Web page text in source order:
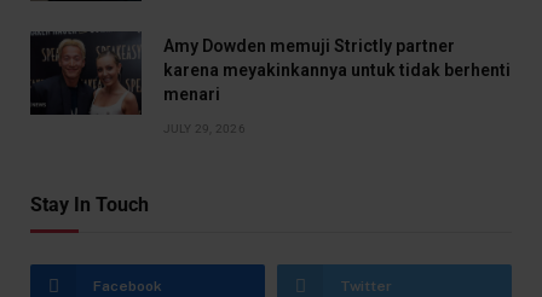
Amy Dowden memuji Strictly partner
karena meyakinkannya untuk tidak berhenti
menari
JULY 29, 2026
Stay In Touch
Facebook Twitter